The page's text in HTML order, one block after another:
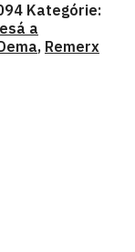
Kategórie:
a
, Remerx